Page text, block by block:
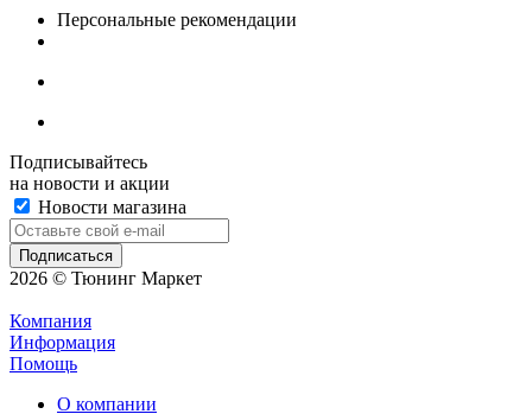
Персональные рекомендации
Подписывайтесь
на новости и акции
Новости магазина
2026 © Тюнинг Маркет
Компания
Информация
Помощь
О компании